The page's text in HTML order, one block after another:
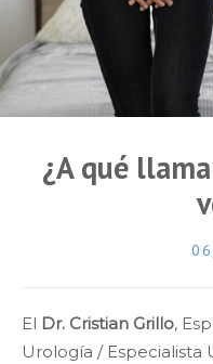
¿A qué
El Dr. Cristian Grillo,
Urología / Especialista